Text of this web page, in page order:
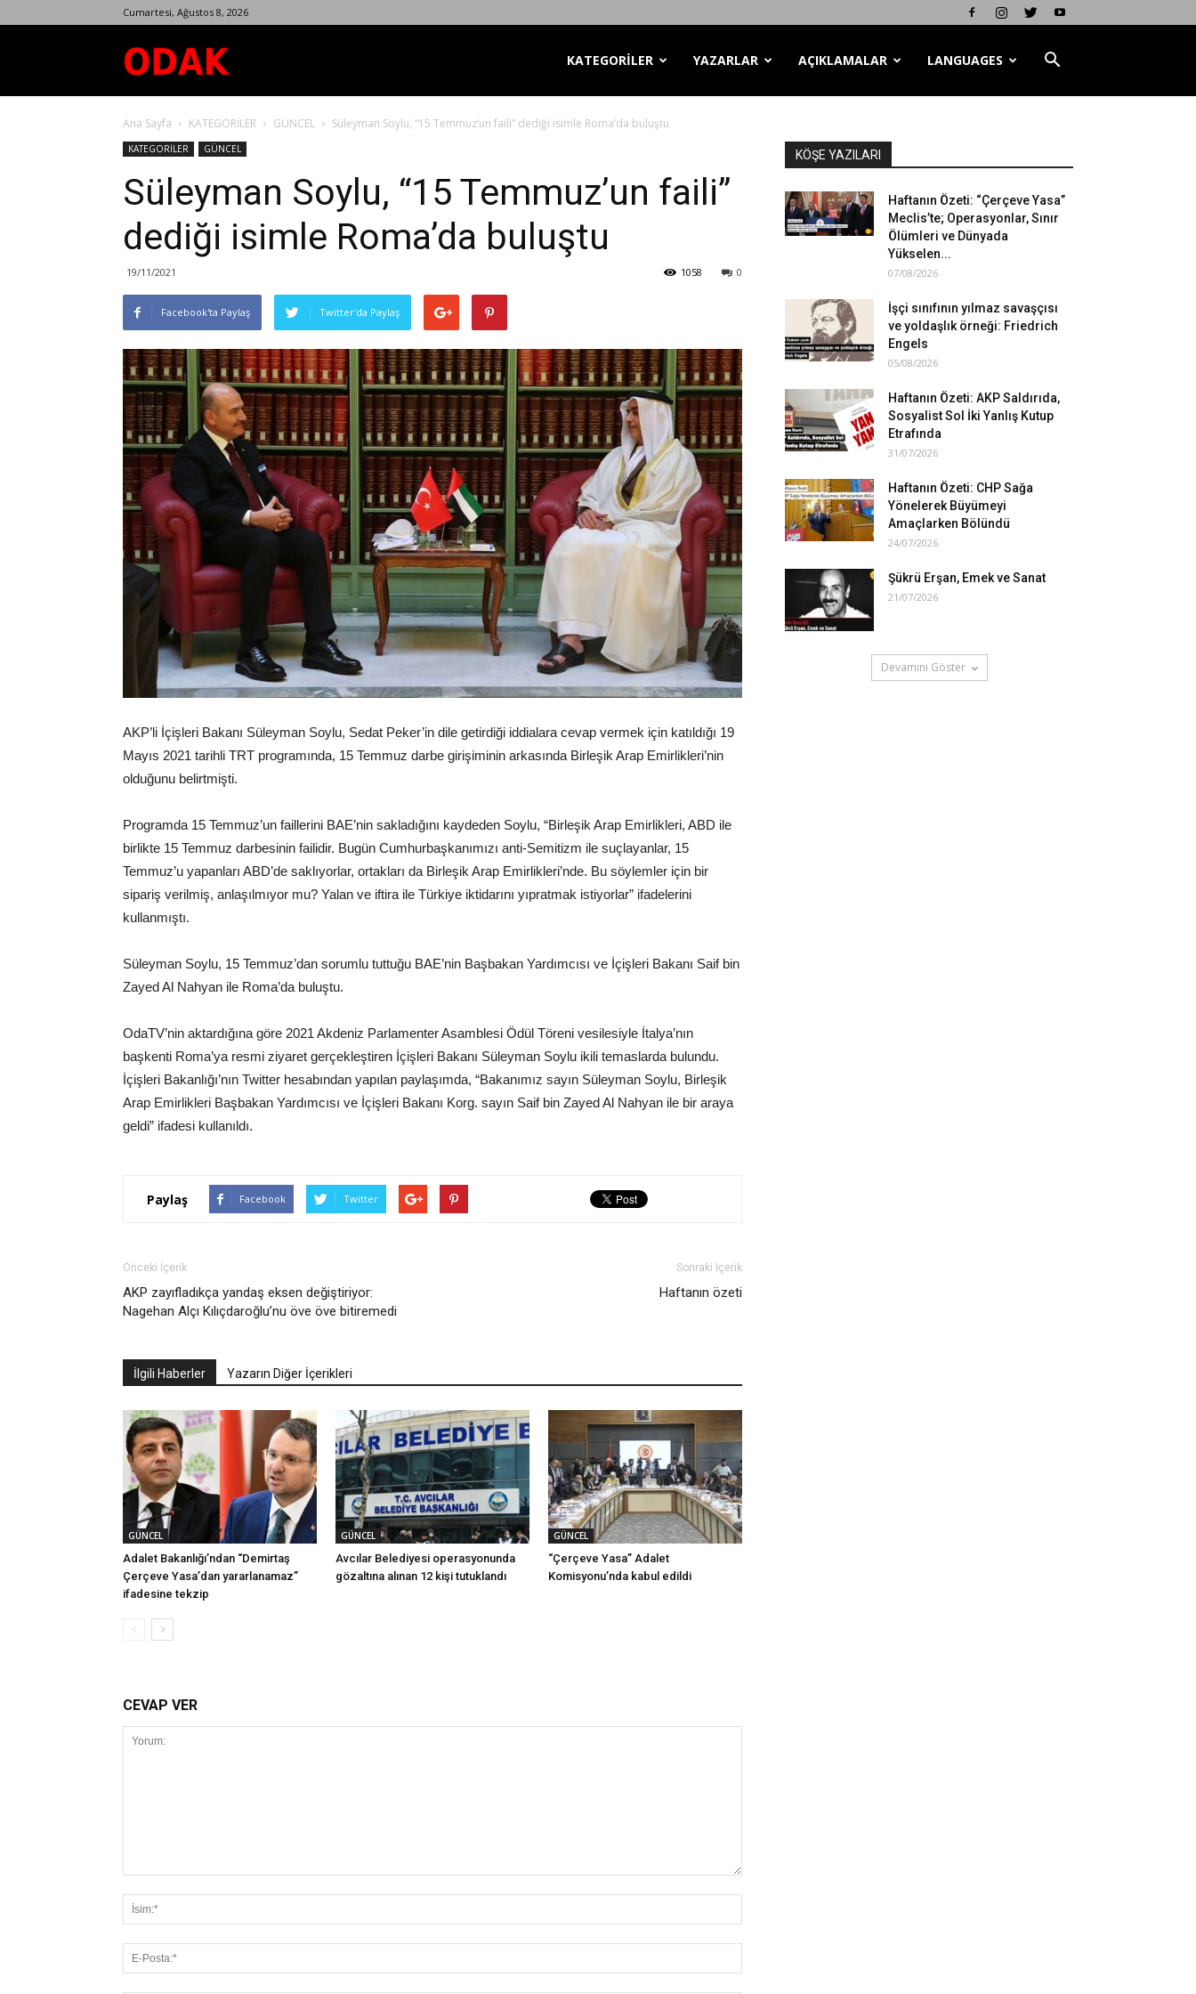
Cumartesi, Ağustos 8, 2026
Dergisi
KATEGORİLER YAZARLAR AÇIKLAMALAR LANGUAGES
Ana Sayfa KATEGORİLER GÜNCEL Süleyman Soylu, “15 Temmuz’un faili” dediği isimle Roma’da buluştu
KATEGORİLER GÜNCEL
Süleyman Soylu, “15 Temmuz’un faili”
dediği isimle Roma’da buluştu
19/11/2021 0
1058
Facebook'ta Paylaş Twitter'da Paylaş
AKP’li İçişleri Bakanı Süleyman Soylu, Sedat Peker’in dile getirdiği iddialara cevap vermek için katıldığı 19
Mayıs 2021 tarihli TRT programında, 15 Temmuz darbe girişiminin arkasında Birleşik Arap Emirlikleri’nin
olduğunu belirtmişti.
Programda 15 Temmuz’un faillerini BAE’nin sakladığını kaydeden Soylu, “Birleşik Arap Emirlikleri, ABD ile
birlikte 15 Temmuz darbesinin failidir. Bugün Cumhurbaşkanımızı anti-Semitizm ile suçlayanlar, 15
Temmuz’u yapanları ABD’de saklıyorlar, ortakları da Birleşik Arap Emirlikleri’nde. Bu söylemler için bir
sipariş verilmiş, anlaşılmıyor mu? Yalan ve iftira ile Türkiye iktidarını yıpratmak istiyorlar” ifadelerini
kullanmıştı.
Süleyman Soylu, 15 Temmuz’dan sorumlu tuttuğu BAE’nin Başbakan Yardımcısı ve İçişleri Bakanı Saif bin
Zayed Al Nahyan ile Roma’da buluştu.
OdaTV’nin aktardığına göre 2021 Akdeniz Parlamenter Asamblesi Ödül Töreni vesilesiyle İtalya’nın
başkenti Roma’ya resmi ziyaret gerçekleştiren İçişleri Bakanı Süleyman Soylu ikili temaslarda bulundu.
İçişleri Bakanlığı’nın Twitter hesabından yapılan paylaşımda, “Bakanımız sayın Süleyman Soylu, Birleşik
Arap Emirlikleri Başbakan Yardımcısı ve İçişleri Bakanı Korg. sayın Saif bin Zayed Al Nahyan ile bir araya
geldi” ifadesi kullanıldı.
Paylaş Facebook Twitter
Önceki İçerik
AKP zayıfladıkça yandaş eksen değiştiriyor:
Nagehan Alçı Kılıçdaroğlu’nu öve öve bitiremedi
Sonraki İçerik
Haftanın özeti
İlgili Haberler Yazarın Diğer İçerikleri
GÜNCEL
Adalet Bakanlığı’ndan “Demirtaş
Çerçeve Yasa’dan yararlanamaz”
ifadesine tekzip
GÜNCEL
Avcılar Belediyesi operasyonunda
gözaltına alınan 12 kişi tutuklandı
GÜNCEL
“Çerçeve Yasa” Adalet
Komisyonu’nda kabul edildi
CEVAP VER
KÖŞE YAZILARI
Haftanın Özeti: “Çerçeve Yasa”
Meclis’te; Operasyonlar, Sınır
Ölümleri ve Dünyada
Yükselen...
07/08/2026
İşçi sınıfının yılmaz savaşçısı
ve yoldaşlık örneği: Friedrich
Engels
05/08/2026
Haftanın Özeti: AKP Saldırıda,
Sosyalist Sol İki Yanlış Kutup
Etrafında
31/07/2026
Haftanın Özeti: CHP Sağa
Yönelerek Büyümeyi
Amaçlarken Bölündü
24/07/2026
Şükrü Erşan, Emek ve Sanat
21/07/2026
Devamını Göster